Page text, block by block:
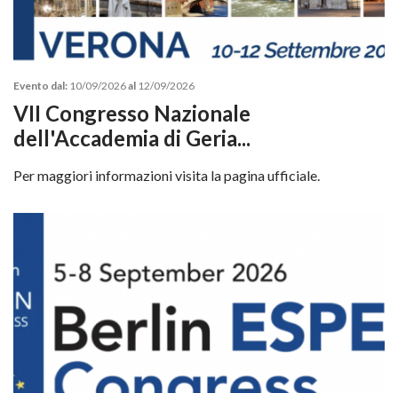
Evento dal: 10/09/2026al 12/09/2026
VII Congresso Nazionale
dell'Accademia di Geria...
Per maggiori informazioni visita la pagina ufficiale.